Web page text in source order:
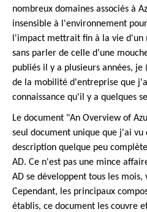
nombreux domaines associés à
insensible à l'environnement
l'impact mettrait fin à la vie
sans parler de celle d'une
publiés il y a plusieurs années,
de la mobilité d'entreprise que
connaissance qu'il y a quelques
Le document "An Overview of
seul document unique que j'ai
description quelque peu
AD. Ce n'est pas une mince
AD se développent tous les
Cependant, les principaux
établis, ce document les couvre